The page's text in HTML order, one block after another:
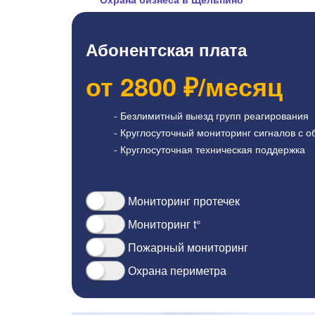
Абонентская плата
от 2800 ₽/месяц
- Безлимитный выезд групп реагирования
- Круглосуточный мониторинг сигналов с
- Круглосуточная техническая поддержка
Мониторинг протечек
Мониторинг t°
Пожарный мониторинг
Охрана периметра